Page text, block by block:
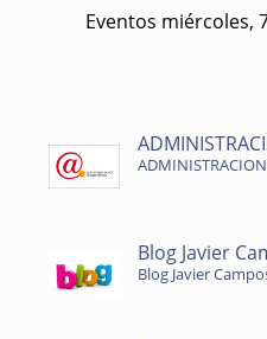
Eventos miércoles,
Blog Javier
Blog Javier